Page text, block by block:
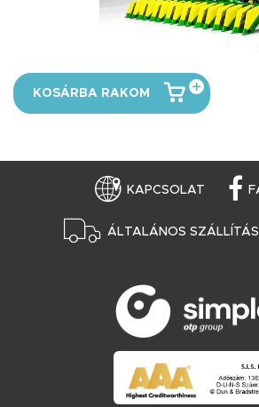
KOSÁRBA RAKOM
KAPCSOLAT
ÁLTALÁNOS